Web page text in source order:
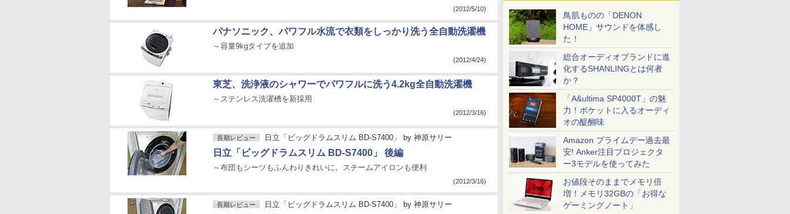
鳥肌ものの「DENON
HOME」サウンドを体感し
た！
総合オーディオブランドに進
化するSHANLINGとは何者
か？
「A&ultima SP4000T」の魅
力！ポケットに入るオーディ
オの醍醐味
Amazon プライムデー過去最
安! Anker注目プロジェクタ
ー3モデルを使ってみた
お値段そのままでメモリ倍
増！メモリ32GBの「お得な
ゲーミングノート」
(2012/5/10)
パナソニック、パワフル水流で衣類をしっかり洗う全自動洗濯機
～容量9kgタイプを追加
(2012/4/24)
東芝、洗浄液のシャワーでパワフルに洗う4.2kg全自動洗濯機
～ステンレス洗濯槽を新採用
(2012/3/16)
長期レビュー 日立「ビッグドラムスリム BD-S7400」 by 神原サリー
日立「ビッグドラムスリム BD-S7400」 後編
～布団もシーツもふんわりきれいに。スチームアイロンも便利
(2012/3/16)
長期レビュー 日立「ビッグドラムスリム BD-S7400」 by 神原サリー